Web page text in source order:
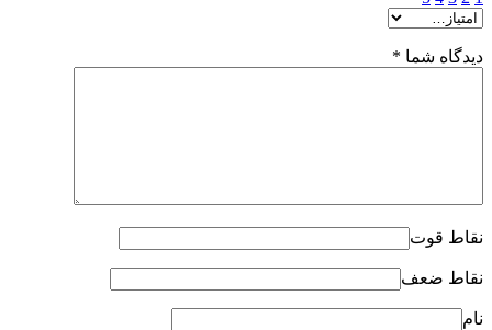
دیدگاه شما *
نقاط قوت
نقاط ضعف
نام